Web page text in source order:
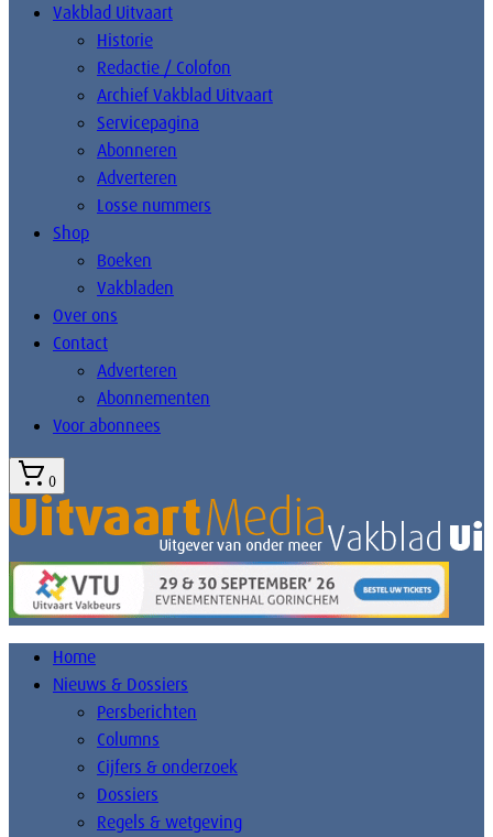
Vakblad Uitvaart
Historie
Redactie / Colofon
Archief Vakblad Uitvaart
Servicepagina
Abonneren
Adverteren
Losse nummers
Shop
Boeken
Vakbladen
Over ons
Contact
Adverteren
Abonnementen
Voor abonnees
0
Home
Nieuws & Dossiers
Persberichten
Columns
Cijfers & onderzoek
Dossiers
Regels & wetgeving